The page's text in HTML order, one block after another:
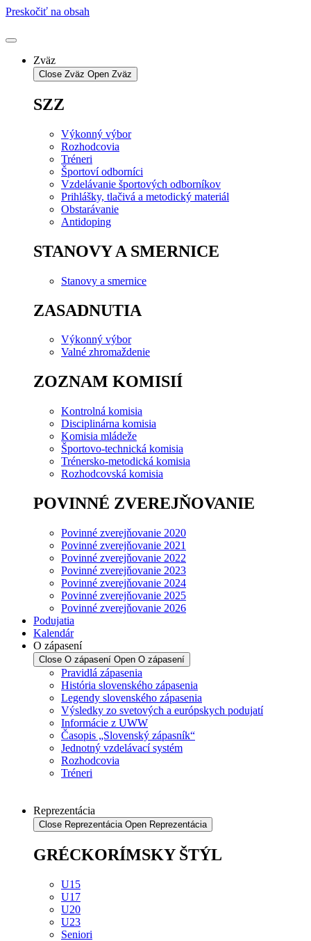
Preskočiť na obsah
Zväz
Close Zväz Open Zväz
SZZ
Výkonný výbor
Rozhodcovia
Tréneri
Športoví odborníci
Vzdelávanie športových odborníkov
Prihlášky, tlačivá a metodický materiál
Obstarávanie
Antidoping
STANOVY A SMERNICE
Stanovy a smernice
ZASADNUTIA
Výkonný výbor
Valné zhromaždenie
ZOZNAM KOMISIÍ
Kontrolná komisia
Disciplinárna komisia
Komisia mládeže
Športovo-technická komisia
Trénersko-metodická komisia
Rozhodcovská komisia
POVINNÉ ZVEREJŇOVANIE
Povinné zverejňovanie 2020
Povinné zverejňovanie 2021
Povinné zverejňovanie 2022
Povinné zverejňovanie 2023
Povinné zverejňovanie 2024
Povinné zverejňovanie 2025
Povinné zverejňovanie 2026
Podujatia
Kalendár
O zápasení
Close O zápasení Open O zápasení
Pravidlá zápasenia
História slovenského zápasenia
Legendy slovenského zápasenia
Výsledky zo svetových a európskych podujatí
Informácie z UWW
Časopis „Slovenský zápasník“
Jednotný vzdelávací systém
Rozhodcovia
Tréneri
Reprezentácia
Close Reprezentácia Open Reprezentácia
GRÉCKORÍMSKY ŠTÝL
U15
U17
U20
U23
Seniori